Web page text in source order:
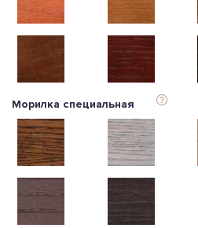
Морилка специальная